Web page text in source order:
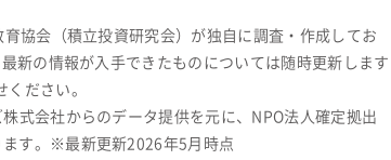
協会（積立投資研究会）が独自に調査・作成してお
新の情報が入手できたものについては随時更新します
ください。
式会社からのデータ提供を元に、NPO法人確定拠出
ます。※最新更新2026年5月時点